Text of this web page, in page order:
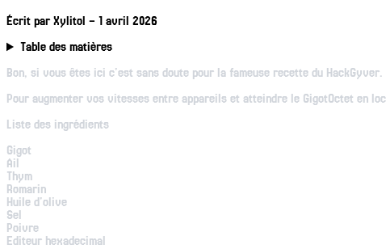
Écrit parXylitol – 1 avril 2026
Table des matières
Bon, si vous êtes ici c'est sans doute pour la fameuse recette du HackGyver.
Pour augmenter vos vitesses entre appareils et atteindre le GigotOctet en
Liste des ingrédients
Gigot
Ail
Thym
Romarin
Huile d'olive
Sel
Poivre
Editeur hexadecimal